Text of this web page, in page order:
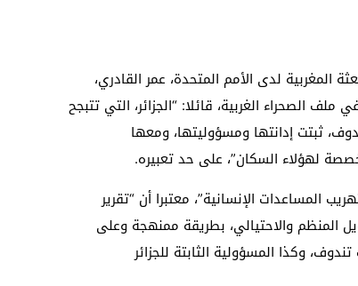
المغربية لدى الأمم المتحدة، عمر القادري،
الصحراء الغربية، قائلا: “الجزائر، التي تتبجح
ثبتت إدانتها ومسؤوليتها، ومعها
لهؤلاء السكان”، على حد تعبيره.
المساعدات الإنسانية”، معتبرا أن “تقرير
المنظم والاحتيالي، بطريقة ممنهجة وعلى
وكذا المسؤولية الثابتة للجزائر